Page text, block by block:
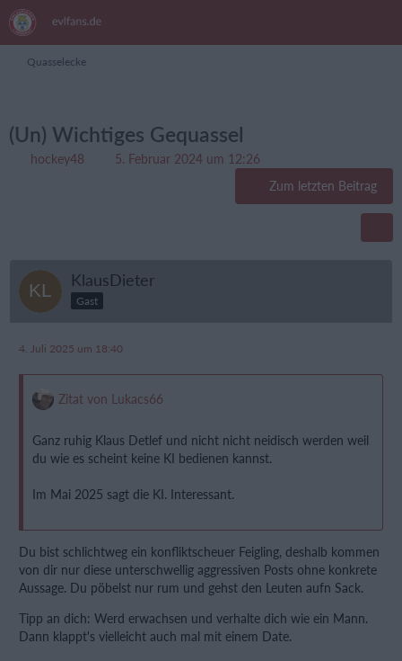
Quasselecke
(Un) Wichtiges Gequassel
hockey48
5. Februar 2024 um 12:26
Zum letzten Beitrag
KlausDieter
Gast
4. Juli 2025 um 18:40
Zitat von Lukacs66
Ganz ruhig Klaus Detlef und nicht nicht neidisch werden weil
du wie es scheint keine KI bedienen kannst.
Im Mai 2025 sagt die KI. Interessant.
Du bist schlichtweg ein konfliktscheuer Feigling, deshalb kommen
von dir nur diese unterschwellig aggressiven Posts ohne konkrete
Aussage. Du pöbelst nur rum und gehst den Leuten aufn Sack.
Tipp an dich: Werd erwachsen und verhalte dich wie ein Mann.
Dann klappt's vielleicht auch mal mit einem Date.